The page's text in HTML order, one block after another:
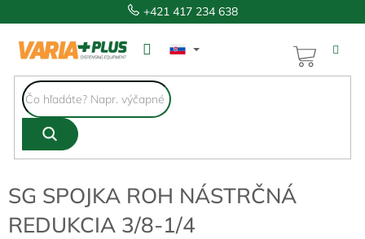
na
obsah
+421 417 234 638
KOŠÍK
SG SPOJKA ROH NÁSTRČNÁ
REDUKCIA 3/8-1/4